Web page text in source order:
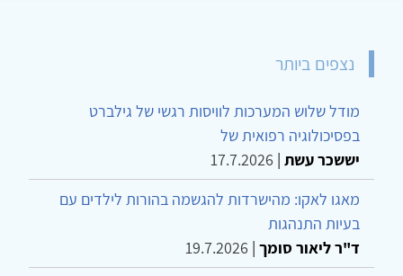
נצפים ביותר
מודל שלוש המערכות לוויסות רגשי של גילברט
בפסיכולוגיה רפואית של
יששכר עשת |
17.7.2026
מאגו לאקו: מהישרדות להגשמה בהורות לילדים עם
בעיות התנהגות
ד"ר ליאור סומך |
19.7.2026